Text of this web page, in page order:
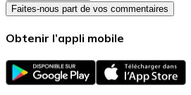
Faites-nous part de vos commentaires
Obtenir l’appli mobile